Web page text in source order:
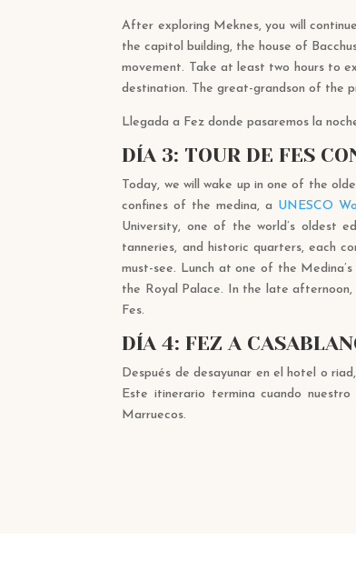
After exploring Meknes, you will
the capitol building, the house of
movement. Take at least two hours to
destination. The great-grandson of the
Llegada a Fez donde pasaremos la
DÍA 3: TOUR DE FES
Today, we will wake up in one of the
confines of the medina, a UNESCO
University, one of the world’s oldest
tanneries, and historic quarters, each
must-see. Lunch at one of the
the Royal Palace. In the late
Fes.
DÍA 4: FEZ A
Después de desayunar en el hotel o
Este itinerario termina cuando
Marruecos.